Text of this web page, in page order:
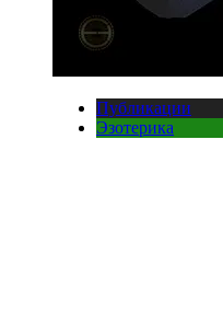
Публикации
Эзотерика